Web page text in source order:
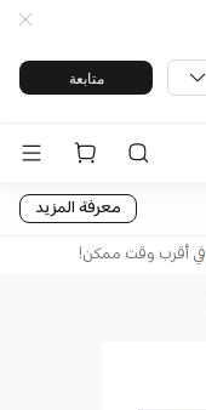
متابعة
معرفة المزيد
في أقرب وقت ممكن!